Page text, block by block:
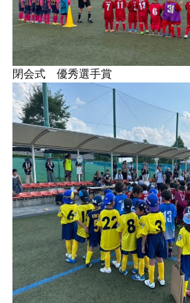
閉会式 優秀選手賞